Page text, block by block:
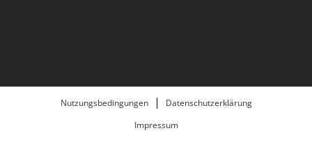
Nutzungsbedingungen
Datenschutzerklärung
Impressum